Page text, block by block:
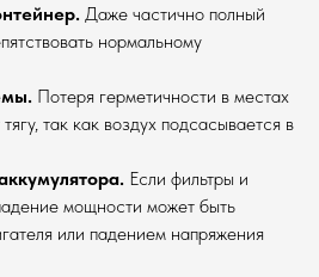
Даже частично полный
нормальному
Потеря герметичности в местах
так как воздух подсасывается в
Если фильтры и
мощности может быть
или падением напряжения